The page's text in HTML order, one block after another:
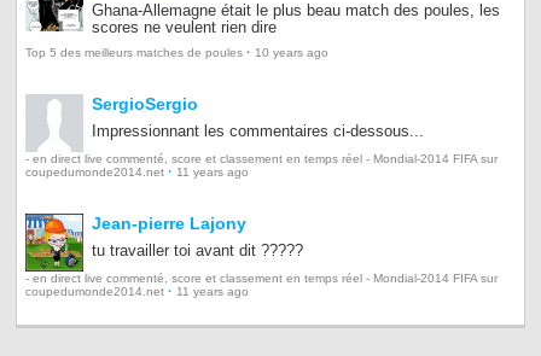
Ghana-Allemagne était le plus beau match des poules, les
scores ne veulent rien dire
Top 5 des meilleurs matches de poules · 10 years ago
SergioSergio
Impressionnant les commentaires ci-dessous...
- en direct live commenté, score et classement en temps réel - Mondial-2014 FIFA sur
coupedumonde2014.net · 11 years ago
Jean-pierre Lajony
tu travailler toi avant dit ?????
- en direct live commenté, score et classement en temps réel - Mondial-2014 FIFA sur
coupedumonde2014.net · 11 years ago